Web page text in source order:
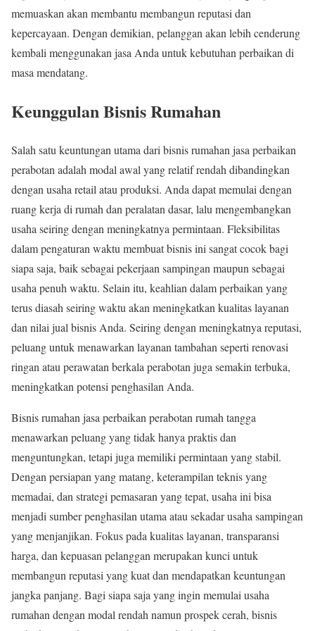
memuaskan akan membantu membangun reputasi dan
kepercayaan. Dengan demikian, pelanggan akan lebih cenderung
kembali menggunakan jasa Anda untuk kebutuhan perbaikan di
masa mendatang.
Keunggulan Bisnis Rumahan
Salah satu keuntungan utama dari bisnis rumahan jasa perbaikan
perabotan adalah modal awal yang relatif rendah dibandingkan
dengan usaha retail atau produksi. Anda dapat memulai dengan
ruang kerja di rumah dan peralatan dasar, lalu mengembangkan
usaha seiring dengan meningkatnya permintaan. Fleksibilitas
dalam pengaturan waktu membuat bisnis ini sangat cocok bagi
siapa saja, baik sebagai pekerjaan sampingan maupun sebagai
usaha penuh waktu. Selain itu, keahlian dalam perbaikan yang
terus diasah seiring waktu akan meningkatkan kualitas layanan
dan nilai jual bisnis Anda. Seiring dengan meningkatnya reputasi,
peluang untuk menawarkan layanan tambahan seperti renovasi
ringan atau perawatan berkala perabotan juga semakin terbuka,
meningkatkan potensi penghasilan Anda.
Bisnis rumahan jasa perbaikan perabotan rumah tangga
menawarkan peluang yang tidak hanya praktis dan
menguntungkan, tetapi juga memiliki permintaan yang stabil.
Dengan persiapan yang matang, keterampilan teknis yang
memadai, dan strategi pemasaran yang tepat, usaha ini bisa
menjadi sumber penghasilan utama atau sekadar usaha sampingan
yang menjanjikan. Fokus pada kualitas layanan, transparansi
harga, dan kepuasan pelanggan merupakan kunci untuk
membangun reputasi yang kuat dan mendapatkan keuntungan
jangka panjang. Bagi siapa saja yang ingin memulai usaha
rumahan dengan modal rendah namun prospek cerah, bisnis